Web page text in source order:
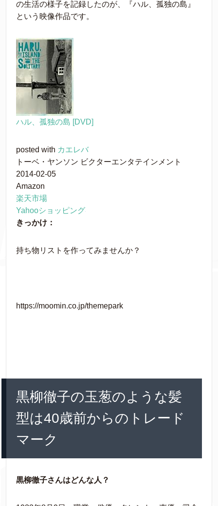
の生活の様子を記録したのが、『ハル、孤独の島』
という映像作品です。
ハル、孤独の島 [DVD]
posted with カエレバ
トーベ・ヤンソン ビクターエンタテインメント
2014-02-05
Amazon
楽天市場
Yahooショッピング
きっかけ：
持ち物リストを作ってみませんか？
https://moomin.co.jp/themepark
黒柳徹子の玉葱のような髪
型は40歳前からのトレード
マーク
黒柳徹子さんはどんな人？